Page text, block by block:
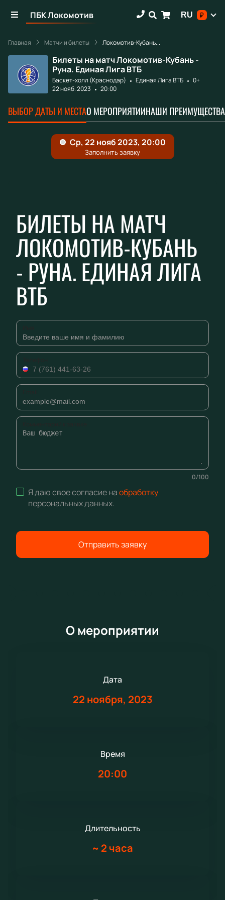
ПБК Локомотив RU ₽
Главная Матчи и билеты Локомотив-Кубань...
Билеты на матч Локомотив-Кубань -
Руна. Единая Лига ВТБ
Баскет-холл (Краснодар) Единая Лига ВТБ
0+
22 нояб. 2023
20:00
ВЫБОР ДАТЫ И МЕСТАО МЕРОПРИЯТИИНАШИ ПРЕИМУЩЕСТВА
БИЛЕТЫ НА МАТЧ
ЛОКОМОТИВ-КУБАНЬ
- РУНА. ЕДИНАЯ ЛИГА
ВТБ
0/100
Я даю свое согласие наобработку
персональных данных.
Отправить заявку
О мероприятии
Дата
22 ноября, 2023
Время
20:00
Длительность
~ 2 часа